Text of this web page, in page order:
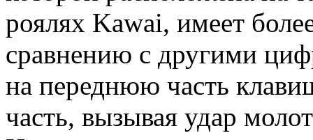
роялях Kawai, имеет
сравнению с другими
на переднюю часть
часть, вызывая удар